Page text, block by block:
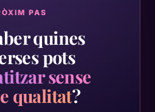
PAS
quines
pots
sense
qualitat?